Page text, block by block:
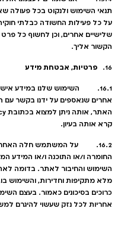
תנאי השימוש ולנקוט בכל פעולה
על כל פעילות החשודה כבלתי
שלישיים אחרים, וכן לחשוף כל פרט
הקשור אליך.
16. פרטיות, אבטחת מידע
16.1. השימוש שלנו במידע
אחרים שנאספים על ידנו בקשר עם
האתר, אותה ניתן למצוא בכתובת
קרא אותה בעיון.
16.2. על המשתמש חלה
החומרה ו/או התוכנה ו/או המידע
השימוש והחיבור לאתר. בדומה
מלא מתקיפות וחדירות, והשימוש
כרוכים בסיכונים כאמור. בעצם
אחריות לכל נזק שעשוי להיגרם